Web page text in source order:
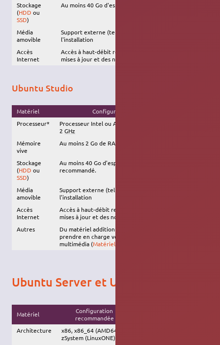
Stockage
(HDD ou
SSD)
Au moins 40 Go d'espace disque disponible
Média
amovible
Support externe (tel qu'une
l'installation
Accès
Internet
Accès à haut-débit recommandé, afin d'installer les
mises à jour et des nouveaux logiciels
Ubuntu Studio
Matériel
Configuration recommandée
Processeur*
Processeur Intel ou AMD à double-coeur d'au moins
2GHz
Mémoire
vive
Au moins 2 Go de RAM
Stockage
(HDD ou
SSD)
Au moins 40 Go d'espace disque disponible.
recommandé.
Média
amovible
Support externe (tel qu'une
l'installation
Accès
Internet
Accès à haut-débit recommandé, afin d'installer les
mises à jour et des nouveaux logiciels
Autres
Du matériel additionnel peut être requis pour
prendre en charge vos divers périphériques
multimédia (Matériel pris en charge
Ubuntu Server et Ubuntu Cloud
Matériel
Configuration
recommandée
Architecture
x86, x86_64 (AMD64 ou Intel64), ARM, POWER8 et
zSystem (LinuxONE)